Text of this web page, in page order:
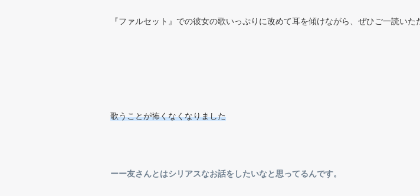
『ファルセット』での彼女の歌いっぷりに改めて耳を傾けながら、ぜひご一読いた
歌うことが怖くなくなりました
ーー友さんとはシリアスなお話をしたいなと思ってるんです。